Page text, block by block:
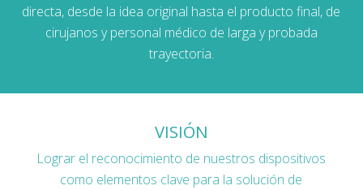
directa, desde la idea original hasta el producto final, de
cirujanos y personal médico de larga y probada
trayectoria.
VISIÓN
Lograr el reconocimiento de nuestros dispositivos
como elementos clave para la solución de